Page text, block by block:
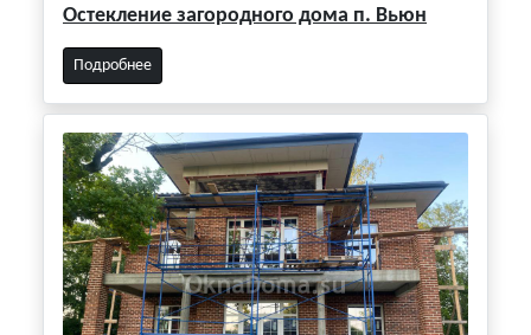
Остекление загородного дома п. Вьюн
Подробнее